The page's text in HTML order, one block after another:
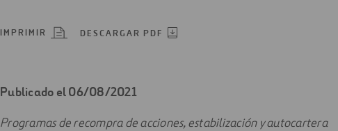
Ingeniería
IMPRIMIR DESCARGAR PDF
Publicado el 06/08/2021
Programas de recompra de acciones, estabilización y autocartera